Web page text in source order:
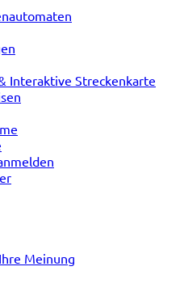
Interaktive Streckenkarte
Meinung